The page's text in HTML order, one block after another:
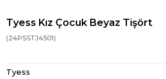
Tyess Kız Çocuk Beyaz Tişört
(24PSSTJ4501)
Tyess